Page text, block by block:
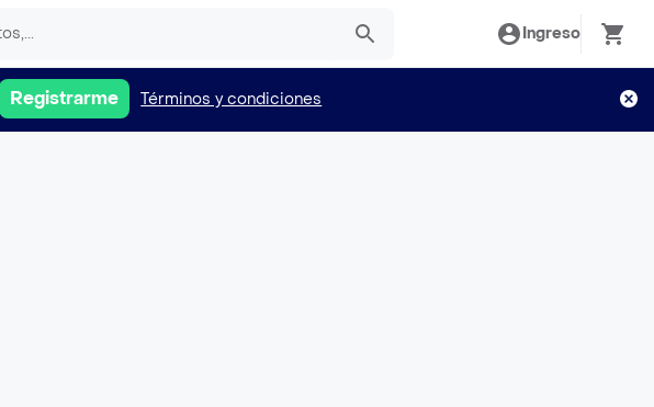
Ingreso
Registrarme Términos y condiciones